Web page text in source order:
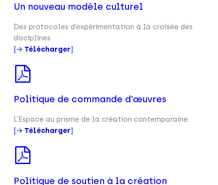
Un nouveau modèle culturel
Des protocoles d’expérimentation à la croisée des
disciplines
[→ Télécharger]
Politique de commande d’œuvres
L’Espace au prisme de la création contemporaine
[→ Télécharger]
Politique de soutien à la création